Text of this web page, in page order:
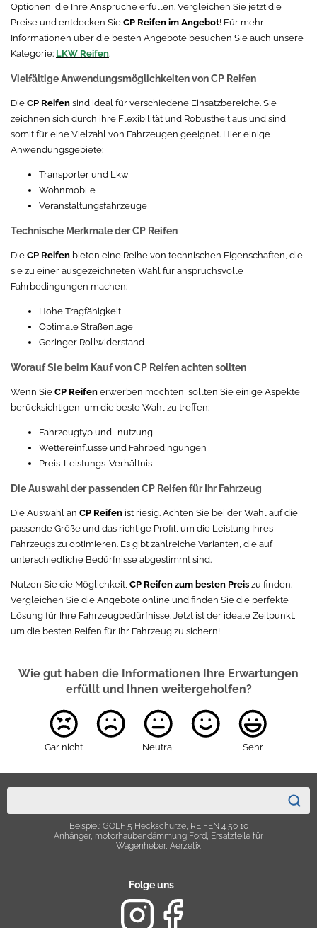
Optionen, die Ihre Ansprüche erfüllen. Vergleichen Sie jetzt die
Preise und entdecken Sie CP Reifen im Angebot! Für mehr
Informationen über die besten Angebote besuchen Sie auch unsere
Kategorie: LKW Reifen.
Vielfältige Anwendungsmöglichkeiten von CP Reifen
Die CP Reifen sind ideal für verschiedene Einsatzbereiche. Sie
zeichnen sich durch ihre Flexibilität und Robustheit aus und sind
somit für eine Vielzahl von Fahrzeugen geeignet. Hier einige
Anwendungsgebiete:
Transporter und Lkw
Wohnmobile
Veranstaltungsfahrzeuge
Technische Merkmale der CP Reifen
Die CP Reifen bieten eine Reihe von technischen Eigenschaften, die
sie zu einer ausgezeichneten Wahl für anspruchsvolle
Fahrbedingungen machen:
Hohe Tragfähigkeit
Optimale Straßenlage
Geringer Rollwiderstand
Worauf Sie beim Kauf von CP Reifen achten sollten
Wenn Sie CP Reifen erwerben möchten, sollten Sie einige Aspekte
berücksichtigen, um die beste Wahl zu treffen:
Fahrzeugtyp und -nutzung
Wettereinflüsse und Fahrbedingungen
Preis-Leistungs-Verhältnis
Die Auswahl der passenden CP Reifen für Ihr Fahrzeug
Die Auswahl an CP Reifen ist riesig. Achten Sie bei der Wahl auf die
passende Größe und das richtige Profil, um die Leistung Ihres
Fahrzeugs zu optimieren. Es gibt zahlreiche Varianten, die auf
unterschiedliche Bedürfnisse abgestimmt sind.
Nutzen Sie die Möglichkeit, CP Reifen zum besten Preis zu finden.
Vergleichen Sie die Angebote online und finden Sie die perfekte
Lösung für Ihre Fahrzeugbedürfnisse. Jetzt ist der ideale Zeitpunkt,
um die besten Reifen für Ihr Fahrzeug zu sichern!
Wie gut haben die Informationen Ihre Erwartungen
erfüllt und Ihnen weitergeholfen?
Gar nicht Neutral Sehr
Beispiel: GOLF 5 Heckschürze, REIFEN 4 50 10
Anhänger, motorhaubendämmung Ford, Ersatzteile für
Wagenheber, Aerzetix
Folge uns